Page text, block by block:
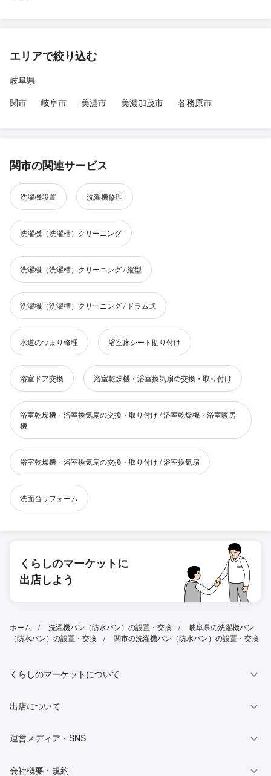
エリアで絞り込む
岐阜県
関市
岐阜市 美濃市 美濃加茂市 各務原市
関市の関連サービス
洗濯機設置 洗濯機修理
洗濯機（洗濯槽）クリーニング
洗濯機（洗濯槽）クリーニング / 縦型
洗濯機（洗濯槽）クリーニング / ドラム式
水道のつまり修理 浴室床シート貼り付け
浴室ドア交換 浴室乾燥機・浴室換気扇の交換・取り付け
浴室乾燥機・浴室換気扇の交換・取り付け / 浴室乾燥機・浴室暖房
機
浴室乾燥機・浴室換気扇の交換・取り付け / 浴室換気扇
洗面台リフォーム
くらしのマーケットに
出店しよう
ホーム 洗濯機パン（防水パン）の設置・交換
岐阜県の洗濯機パン
（防水パン）の設置・交換
関市の洗濯機パン（防水パン）の設置・交換
くらしのマーケットについて
出店について
運営メディア・SNS
会社概要・規約